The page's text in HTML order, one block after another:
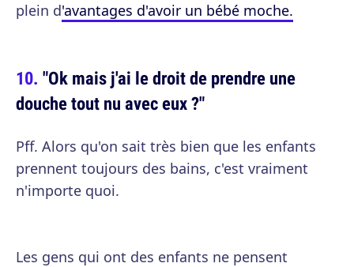
plein d'avantages d'avoir un bébé moche.
"Ok mais j'ai le droit de prendre une
douche tout nu avec eux ?"
Pff. Alors qu'on sait très bien que les enfants
prennent toujours des bains, c'est vraiment
n'importe quoi.
Les gens qui ont des enfants ne pensent